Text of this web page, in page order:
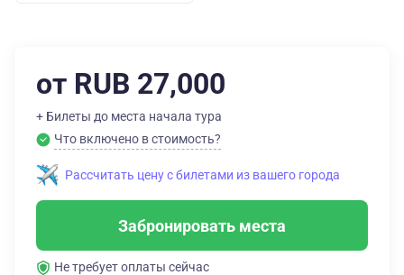
от RUB 27,000
+ Билеты до места начала тура
Что включено в стоимость?
Рассчитать цену с билетами из вашего города
Забронировать места
Не требует оплаты сейчас